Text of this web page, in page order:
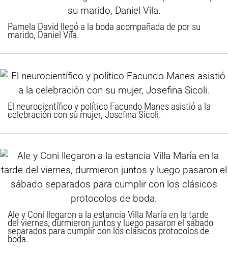
Pamela David llegó a la boda acompañada de por su
marido, Daniel Vila.
El neurocientífico y político Facundo Manes asistió a la
celebración con su mujer, Josefina Sicoli.
Ale y Coni llegaron a la estancia Villa María en la tarde
del viernes, durmieron juntos y luego pasaron el sábado
separados para cumplir con los clásicos protocolos de
boda.